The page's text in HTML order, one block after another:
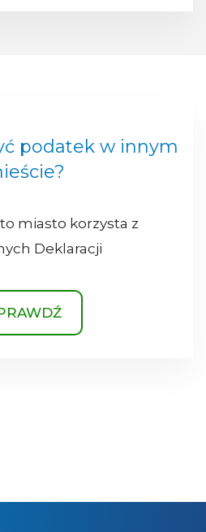
podatek w innym
miasto korzysta z
Deklaracji